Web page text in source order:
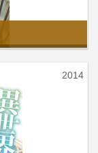
2014